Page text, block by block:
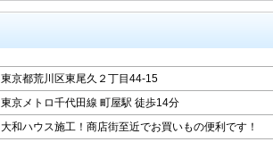
東京都荒川区東尾久２丁目44-15
東京メトロ千代田線 町屋駅 徒歩14分
大和ハウス施工！商店街至近でお買いもの便利です！